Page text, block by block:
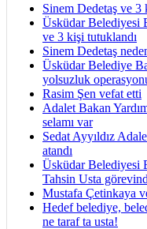
Sinem Dedetaş ve 3
Üsküdar Belediyesi
ve 3 kişi tutuklandı
Sinem Dedetaş
Üsküdar Belediye
yolsuzluk
Rasim Şen vefat etti
Adalet Bakan
selamı var
Sedat Ayyıldız
atandı
Üsküdar Belediyesi
Tahsin Usta
Mustafa Çetinkaya
Hedef belediye,
ne taraf ta usta!